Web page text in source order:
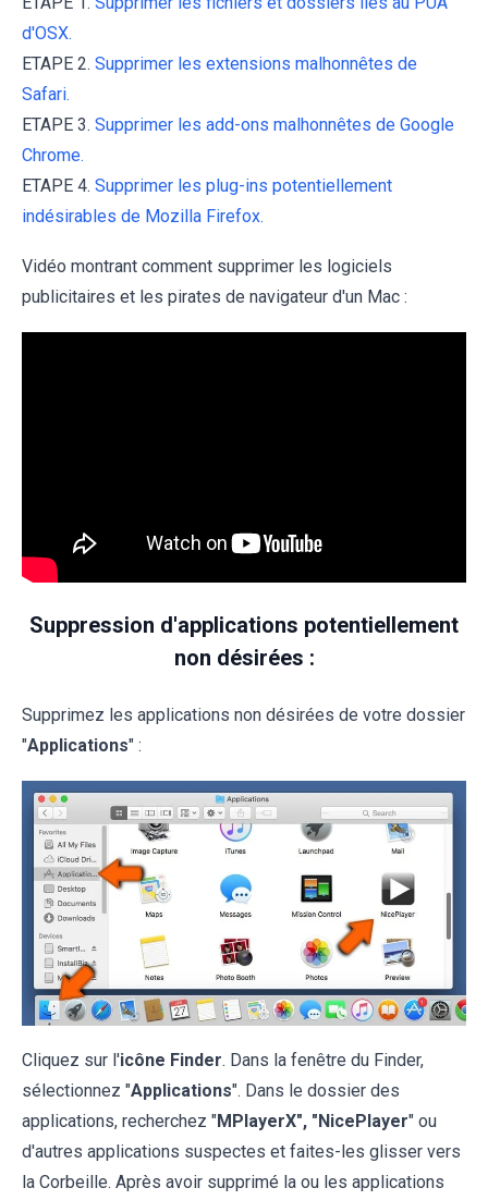
d'OSX.
ETAPE 2. Supprimer les extensions malhonnêtes de
Safari.
ETAPE 3. Supprimer les add-ons malhonnêtes de Google
Chrome.
ETAPE 4. Supprimer les plug-ins potentiellement
indésirables de Mozilla Firefox.
Vidéo montrant comment supprimer les logiciels
publicitaires et les pirates de navigateur d'un Mac :
Suppression d'applications potentiellement
non désirées :
Supprimez les applications non désirées de votre dossier
"Applications" :
Cliquez sur l'icône Finder. Dans la fenêtre du Finder,
sélectionnez "Applications". Dans le dossier des
applications, recherchez "MPlayerX", "NicePlayer" ou
d'autres applications suspectes et faites-les glisser vers
la Corbeille. Après avoir supprimé la ou les applications